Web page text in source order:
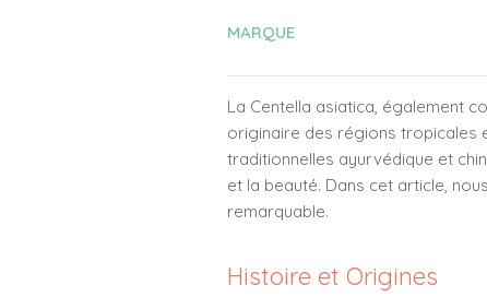
MARQUE
La Centella asiatica, également
originaire des régions tropicales
traditionnelles ayurvédique et
et la beauté. Dans cet article,
remarquable.
Histoire et Origines